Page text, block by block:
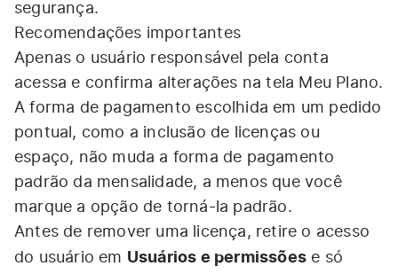
segurança.
Recomendações importantes
Apenas o usuário responsável pela conta
acessa e confirma alterações na tela Meu Plano.
A forma de pagamento escolhida em um pedido
pontual, como a inclusão de licenças ou
espaço, não muda a forma de pagamento
padrão da mensalidade, a menos que você
marque a opção de torná-la padrão.
Antes de remover uma licença, retire o acesso
do usuário em Usuários e permissões e só